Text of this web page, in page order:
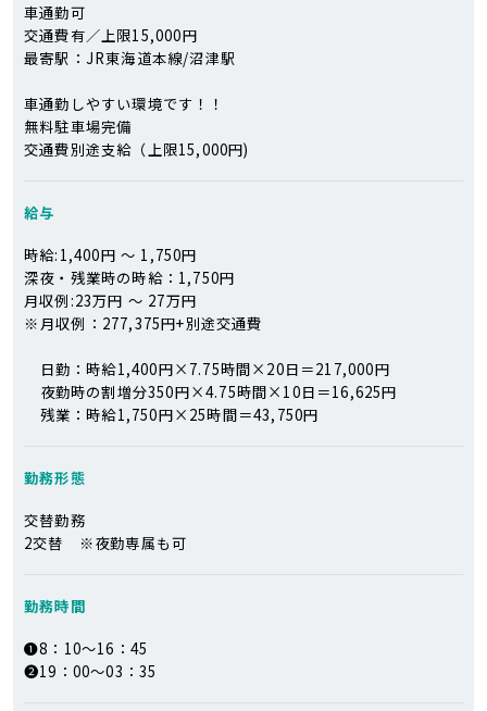
車通勤可
交通費有／上限15,000円
最寄駅：JR東海道本線/沼津駅
車通勤しやすい環境です！！
無料駐車場完備
交通費別途支給（上限15,000円)
給与
時給:1,400円 ～ 1,750円
深夜・残業時の時給：1,750円
月収例:23万円 ～ 27万円
※ 月収例：277,375円+別途交通費
日勤：時給1,400円×7.75時間×20日＝217,000円
夜勤時の割増分350円×4.75時間×10日＝16,625円
残業：時給1,750円×25時間＝43,750円
勤務形態
交替勤務
2交替 ※夜勤専属も可
勤務時間
❶8：10～16：45
❷19：00～03：35